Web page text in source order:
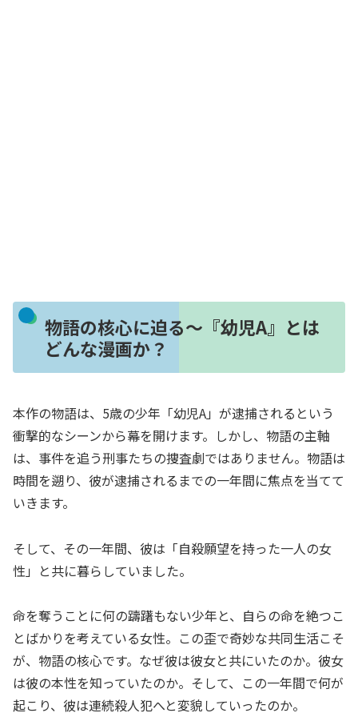
物語の核心に迫る〜『幼児A』とは
どんな漫画か？
本作の物語は、5歳の少年「幼児A」が逮捕されるという
衝撃的なシーンから幕を開けます。しかし、物語の主軸
は、事件を追う刑事たちの捜査劇ではありません。物語は
時間を遡り、彼が逮捕されるまでの一年間に焦点を当てて
いきます。
そして、その一年間、彼は「自殺願望を持った一人の女
性」と共に暮らしていました。
命を奪うことに何の躊躇もない少年と、自らの命を絶つこ
とばかりを考えている女性。この歪で奇妙な共同生活こそ
が、物語の核心です。なぜ彼は彼女と共にいたのか。彼女
は彼の本性を知っていたのか。そして、この一年間で何が
起こり、彼は連続殺人犯へと変貌していったのか。